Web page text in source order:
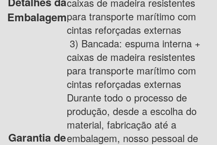
Embalagempara transporte marítimo com
cintas reforçadas externas
3) Bancada: espuma interna +
caixas de madeira resistentes
para transporte marítimo com
cintas reforçadas externas
Garantia de
Durante todo o processo de
produção, desde a escolha do
material, fabricação até a
embalagem, nosso pessoal de